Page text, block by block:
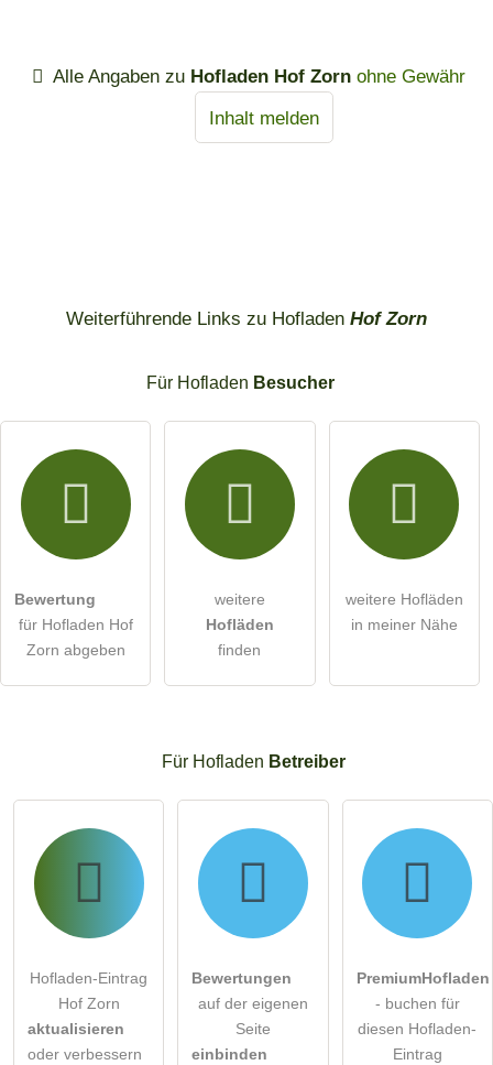
Alle Angaben zu Hofladen Hof Zorn ohne Gewähr
Inhalt melden
Weiterführende Links zu Hofladen Hof Zorn
Für Hofladen Besucher
Bewertung
für Hofladen Hof
Zorn abgeben
weitere
Hofläden
finden
weitere Hofläden
in meiner Nähe
Für Hofladen Betreiber
Hofladen-Eintrag
Hof Zorn
aktualisieren
oder verbessern
Bewertungen
auf der eigenen
Seite
einbinden
PremiumHofladen
- buchen für
diesen Hofladen-
Eintrag